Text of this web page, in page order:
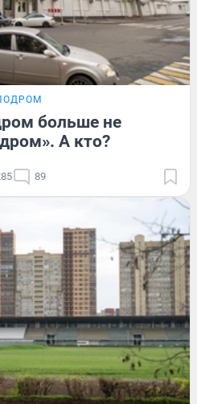
больше не
А кто?
89